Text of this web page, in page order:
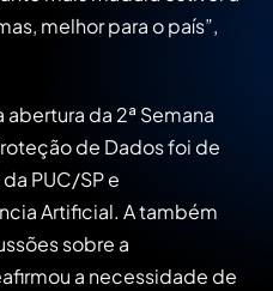
melhor para o país”,
da 2ª Semana
de Dados foi de
PUC/SP e
Artificial. A também
sobre a
a necessidade de